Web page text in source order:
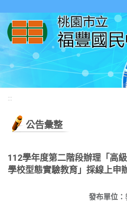
:::
公告彙整
112學年度第二階段辦理「高
學校型態實驗教育」採線上申
發布單位：